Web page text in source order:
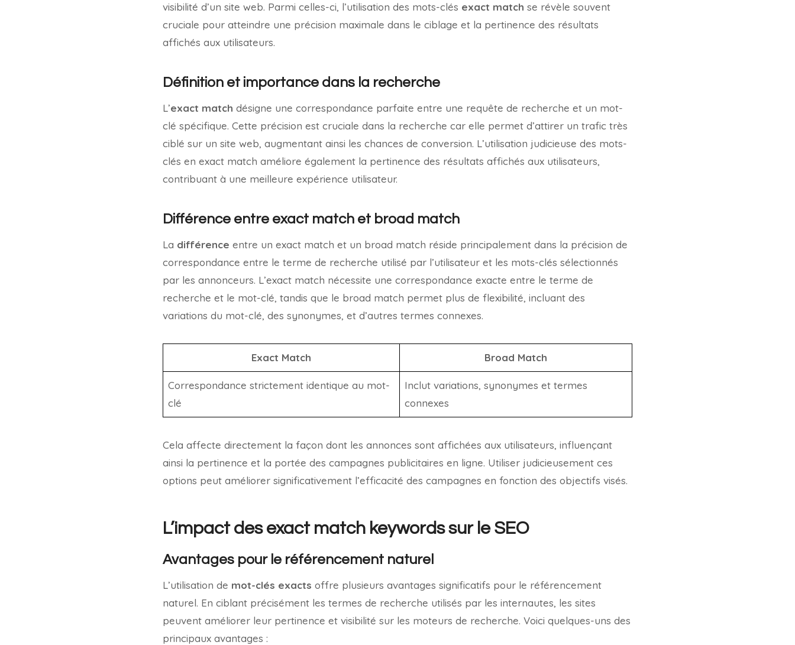
visibilité d’un site web. Parmi celles-ci, l’utilisation des mots-clés exact match se révèle souvent
cruciale pour atteindre une précision maximale dans le ciblage et la pertinence des résultats
affichés aux utilisateurs.
Définition et importance dans la recherche
L’exact match désigne une correspondance parfaite entre une requête de recherche et un mot-
clé spécifique. Cette précision est cruciale dans la recherche car elle permet d’attirer un trafic très
ciblé sur un site web, augmentant ainsi les chances de conversion. L’utilisation judicieuse des mots-
clés en exact match améliore également la pertinence des résultats affichés aux utilisateurs,
contribuant à une meilleure expérience utilisateur.
Différence entre exact match et broad match
La différence entre un exact match et un broad match réside principalement dans la précision de
correspondance entre le terme de recherche utilisé par l’utilisateur et les mots-clés sélectionnés
par les annonceurs. L’exact match nécessite une correspondance exacte entre le terme de
recherche et le mot-clé, tandis que le broad match permet plus de flexibilité, incluant des
variations du mot-clé, des synonymes, et d’autres termes connexes.
Exact Match Broad Match
Correspondance strictement identique au mot-
clé
Inclut variations, synonymes et termes
connexes
Cela affecte directement la façon dont les annonces sont affichées aux utilisateurs, influençant
ainsi la pertinence et la portée des campagnes publicitaires en ligne. Utiliser judicieusement ces
options peut améliorer significativement l’efficacité des campagnes en fonction des objectifs visés.
L’impact des exact match keywords sur le SEO
Avantages pour le référencement naturel
L’utilisation de mot-clés exacts offre plusieurs avantages significatifs pour le référencement
naturel. En ciblant précisément les termes de recherche utilisés par les internautes, les sites
peuvent améliorer leur pertinence et visibilité sur les moteurs de recherche. Voici quelques-uns des
principaux avantages :